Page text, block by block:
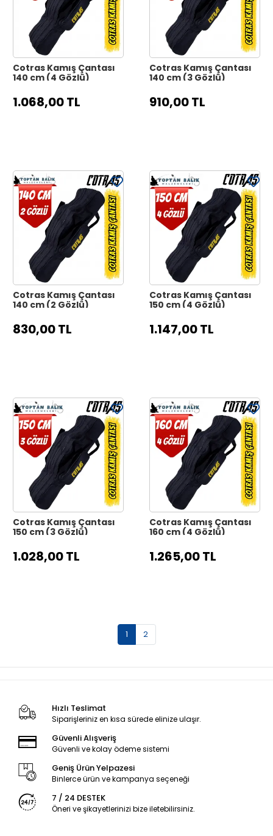
Cotras Kamış Çantası
140 cm (4 Gözlü)
1.068,00 TL
Cotras Kamış Çantası
140 cm (3 Gözlü)
910,00 TL
Cotras Kamış Çantası
140 cm (2 Gözlü)
830,00 TL
Cotras Kamış Çantası
150 cm (4 Gözlü)
1.147,00 TL
Cotras Kamış Çantası
150 cm (3 Gözlü)
1.028,00 TL
Cotras Kamış Çantası
160 cm (4 Gözlü)
1.265,00 TL
1 2
Hızlı Teslimat
Siparişleriniz en kısa sürede elinize ulaşır.
Güvenli Alışveriş
Güvenli ve kolay ödeme sistemi
Geniş Ürün Yelpazesi
Binlerce ürün ve kampanya seçeneği
7 / 24 DESTEK
Öneri ve şikayetlerinizi bize iletebilirsiniz.